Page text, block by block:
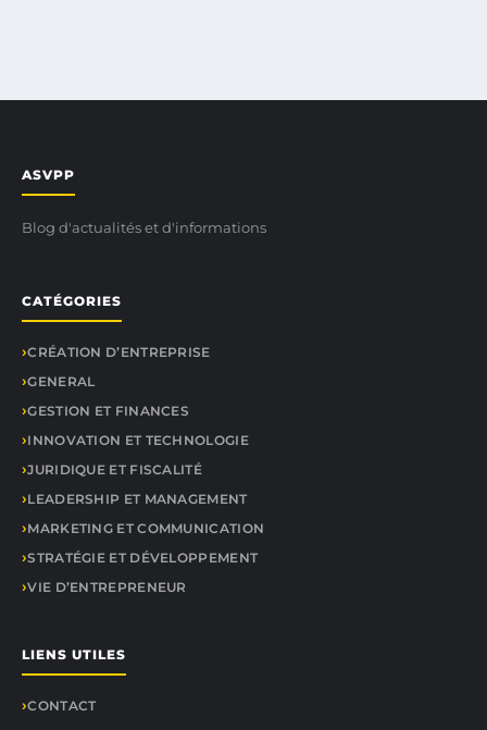
ASVPP
Blog d'actualités et d'informations
CATÉGORIES
CRÉATION D’ENTREPRISE
GENERAL
GESTION ET FINANCES
INNOVATION ET TECHNOLOGIE
JURIDIQUE ET FISCALITÉ
LEADERSHIP ET MANAGEMENT
MARKETING ET COMMUNICATION
STRATÉGIE ET DÉVELOPPEMENT
VIE D’ENTREPRENEUR
LIENS UTILES
CONTACT